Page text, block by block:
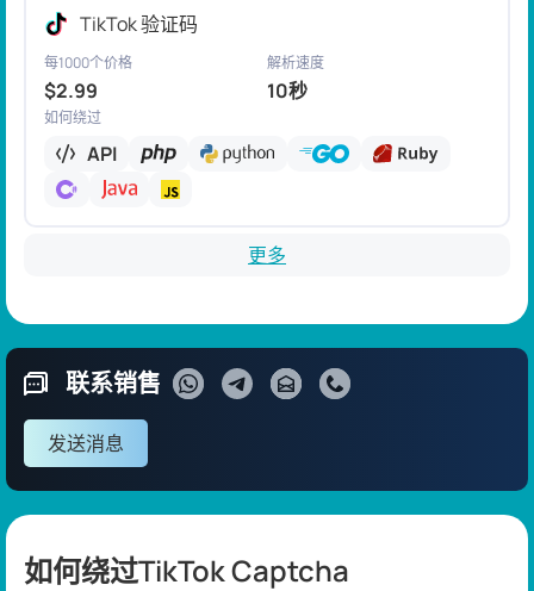
TikTok 验证码
每1000个价格
$2.99
解析速度
10秒
如何绕过
API
更多
联系销售
发送消息
如何绕过TikTok Captcha